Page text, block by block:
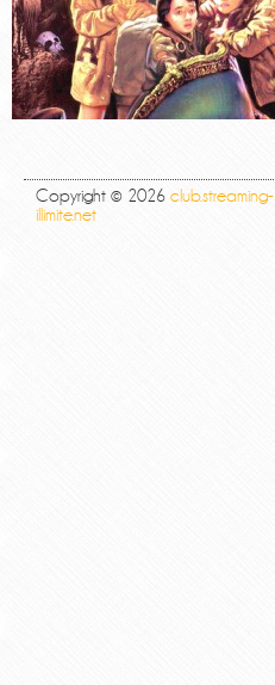
Copyright © 2026 club.streaming-
illimite.net